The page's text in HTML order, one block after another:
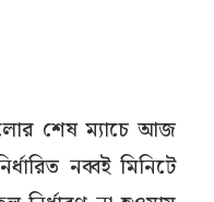
শেষ ম্যাচে আজ
নব্বই মিনিটে